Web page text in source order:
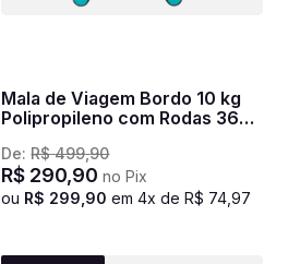
Mala de Viagem Bordo 10 kg
Polipropileno com Rodas 360°
De:R$ 499,90
R$ 290,90 no Pix
ou R$ 299 90 em4x deR$ 74 ,97